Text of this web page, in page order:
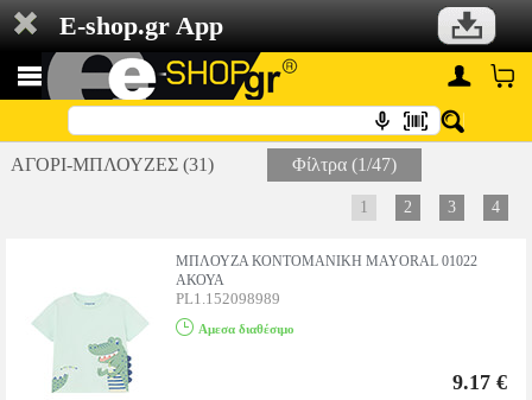
E-shop.gr App
ΑΓΟΡΙ-ΜΠΛΟΥΖΕΣ (31) Φίλτρα (1/47)
1 2 3 4
ΜΠΛΟΥΖΑ ΚΟΝΤΟΜΑΝΙΚΗ MAYORAL 01022
ΑΚΟΥΑ
PL1.152098989
Αμεσα διαθέσιμο
9.17 €